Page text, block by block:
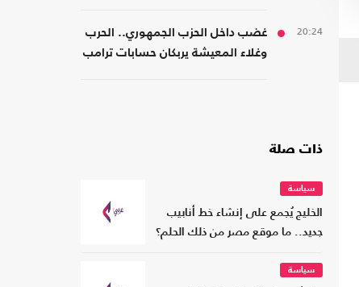
20:24
غضب داخل الحزب الجمهوري.. الحرب
وغلاء المعيشة يربكان حسابات ترامب
ذات صلة
سياسة
الخليج يُجمع على إنشاء خط أنابيب
جديد.. ما موقع مصر من ذلك الحلم؟
سياسة